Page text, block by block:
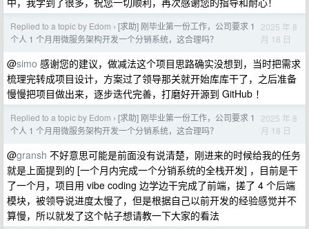
Replied to a topic by Edom › [求助] 刚毕业第一份工作，公司要求 1
个人 1 个月用微服务架构开发一个分销系统，这合理吗？
2025 年 8
月 18 日
@simo 感谢您的建议，做减法这个项目思路确实没想到，当时把需求
梳理完转成项目设计，方案过了领导那关就开始库库干了，之后准备
慢慢把项目做出来，逐步迭代完善，打磨好开源到 GitHub ！
Replied to a topic by Edom › [求助] 刚毕业第一份工作，公司要求 1
个人 1 个月用微服务架构开发一个分销系统，这合理吗？
2025 年 8
月 18 日
@gransh 不好意思可能是前面没有说清楚，刚进来的时候给我的任务
就是上面提到的 [一个月内完成一个分销系统的全栈开发] ，目前是干
了一个月，项目用 vibe coding 边学边干完成了前端，搓了 4 个后端
模块，被领导说进度太慢了，但是根据自己以前开发的经验感觉并不
算慢，所以就发了这个帖子想请教一下大家的看法